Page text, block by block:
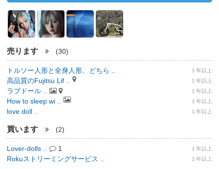
売ります (30)
トルソー人形と全身人形、どちら .. １年以上
高品質のFujitsu Lif .. １年以上
ラブドール .. １年以上
How to sleep wi .. １年以上
love doll .. １年以上
買います (2)
Lover-dolls .. 1 １年以上
Rokuストリーミングサービス .. １年以上